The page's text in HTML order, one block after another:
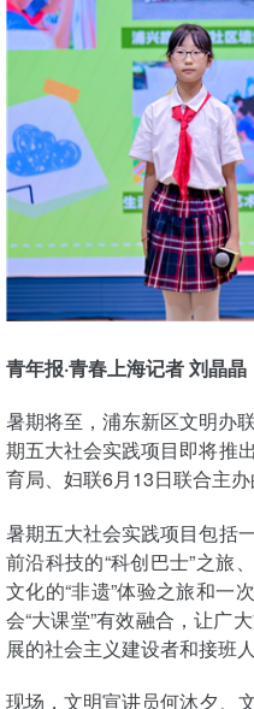
青年报·青春上海记者 刘晶晶
暑期将至，浦东新区文明办
期五大社会实践项目即将推
育局、妇联6月13日联合主
暑期五大社会实践项目包括
前沿科技的“科创巴士”之旅
文化的“非遗”体验之旅和一
会“大课堂”有效融合，让广
展的社会主义建设者和接班人
现场，文明宣讲员何沐夕、